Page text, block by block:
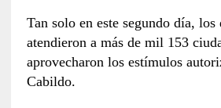
Tan solo en este segundo día,
atendieron a más de mil 153
aprovecharon los estímulos
Cabildo.